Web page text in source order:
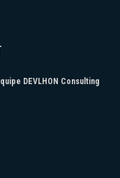
DEVLHON Consulting